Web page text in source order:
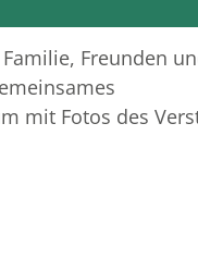
Freunden
mit Fotos des